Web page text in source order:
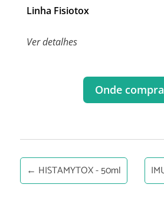
Linha Fisiotox
Ver detalhes
Onde
← HISTAMYTOX - 50ml